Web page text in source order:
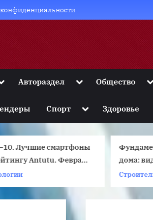
menu
Toggle
menu
Toggle
sub-
menu
Toggle
sub-
Автораздел ToggleОбщество
Спорт Toggle
menu
Здоровье
Фундамент для
дома: виды и методы
Строительство и ремонт